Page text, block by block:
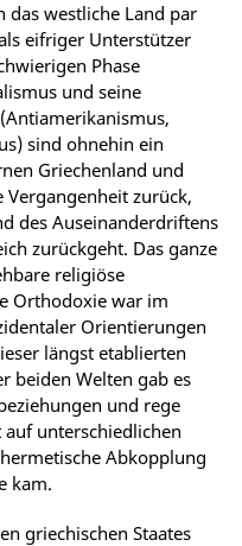
das westliche Land par
eifriger Unterstützer
Phase
und seine
sind ohnehin ein
Griechenland und
zurück,
des Auseinanderdriftens
zurückgeht. Das ganze
religiöse
Orthodoxie war im
Orientierungen
längst etablierten
beiden Welten gab es
und rege
auf unterschiedlichen
Abkopplung
kam.
griechischen Staates